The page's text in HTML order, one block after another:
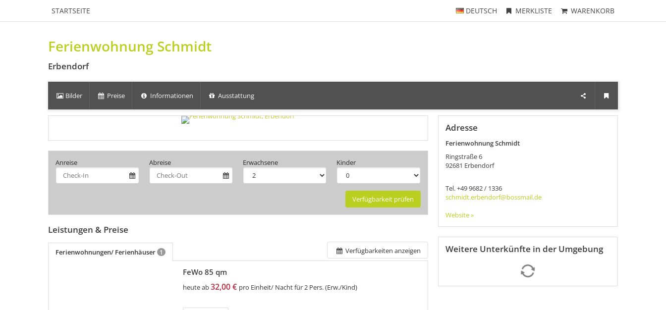
DEUTSCH MERKLISTE WARENKORB
STARTSEITE
Ferienwohnung Schmidt
Erbendorf
Bilder Preise Informationen Ausstattung
Anreise Abreise Erwachsene Kinder
Verfügbarkeit prüfen
Verfügbarkeiten anzeigen
Leistungen & Preise
Ferienwohnungen/ Ferienhäuser 1
FeWo 85 qm
heute ab32,00 € pro Einheit/ Nacht für 2 Pers. (Erw./Kind)
Adresse
Ferienwohnung Schmidt
Ringstraße 6
92681 Erbendorf
Tel.+49 9682 / 1336
schmidt.erbendorf@bossmail.de
Website »
Weitere Unterkünfte in der Umgebung